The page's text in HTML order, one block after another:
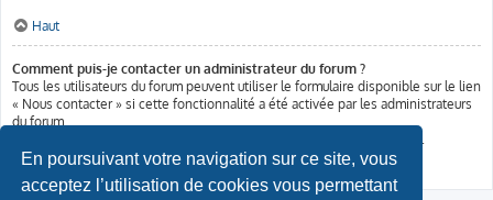
En poursuivant votre navigation sur ce site, vous
acceptez l’utilisation de cookies vous permettant
Haut
Comment puis-je contacter un administrateur du forum ?
Tous les utilisateurs du forum peuvent utiliser le formulaire disponible sur le lien
« Nous contacter » si cette fonctionnalité a été activée par les administrateurs
du forum.
Les membres du forum peuvent également utiliser le lien « L’équipe ».